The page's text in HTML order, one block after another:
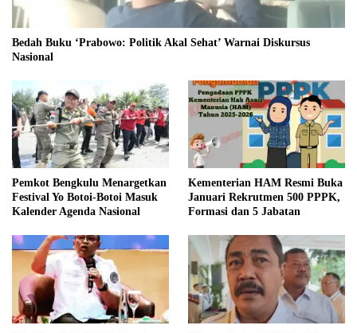
Bedah Buku ‘Prabowo: Politik Akal Sehat’ Warnai Diskursus
Nasional
Pemkot Bengkulu Menargetkan
Festival Yo Botoi-Botoi Masuk
Kalender Agenda Nasional
Kementerian HAM Resmi Buka
Januari Rekrutmen 500 PPPK,
Formasi dan 5 Jabatan